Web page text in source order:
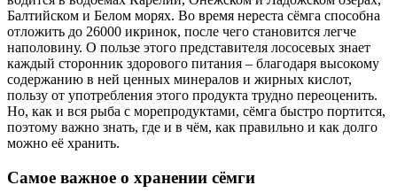
Балтийском и Белом морях. Во время нереста сёмга способна
отложить до 26000 икринок, после чего становится легче
наполовину. О пользе этого представителя лососевых знает
каждый сторонник здорового питания – благодаря высокому
содержанию в ней ценных минералов и жирных кислот,
пользу от употребления этого продукта трудно переоценить.
Но, как и вся рыба с морепродуктами, сёмга быстро портится,
поэтому важно знать, где и в чём, как правильно и как долго
можно её хранить.
Самое важное о хранении сёмги